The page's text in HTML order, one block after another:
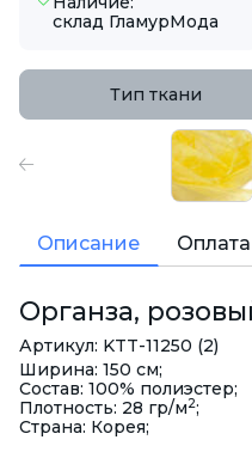
склад ГламурМода
Тип ткани
Описание Оплата
Органза,
Артикул: KTT-11250 (2)
Ширина: 150 см;
Состав: 100% полиэстер;
Плотность: 28 гр/м2;
Страна: Корея;